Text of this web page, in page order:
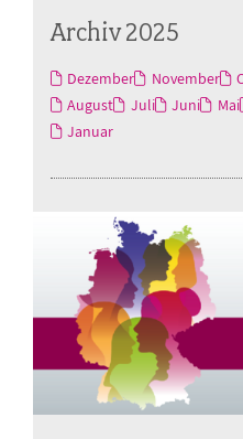
Archiv 2025
Dezember November
August
Juli Juni Mai
Januar